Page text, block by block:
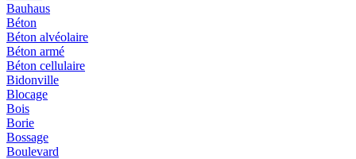
Bauhaus
Béton
Béton alvéolaire
Béton armé
Béton cellulaire
Bidonville
Blocage
Bois
Borie
Bossage
Boulevard